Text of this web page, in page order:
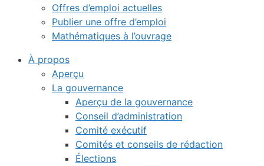
Offres d’emploi actuelles
Publier une offre d’emploi
Mathématiques à l’ouvrage
À propos
Aperçu
La gouvernance
Aperçu de la gouvernance
Conseil d’administration
Comité exécutif
Comités et conseils de rédaction
Élections